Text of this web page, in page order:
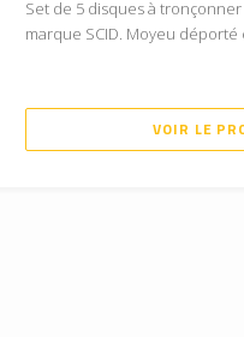
Set de 5 disques à
marque SCID. Moyeu déporté
VOIR LE